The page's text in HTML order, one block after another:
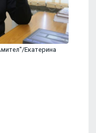
Екатерина